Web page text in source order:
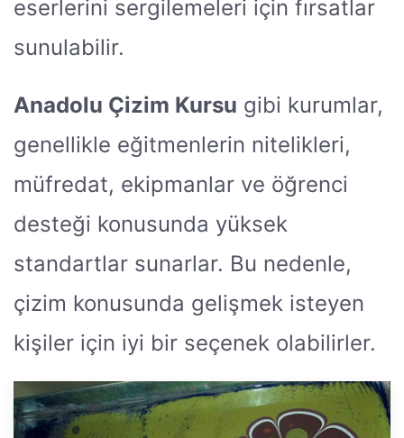
eserlerini sergilemeleri için fırsatlar
sunulabilir.
Anadolu Çizim Kursu gibi kurumlar,
genellikle eğitmenlerin nitelikleri,
müfredat, ekipmanlar ve öğrenci
desteği konusunda yüksek
standartlar sunarlar. Bu nedenle,
çizim konusunda gelişmek isteyen
kişiler için iyi bir seçenek olabilirler.